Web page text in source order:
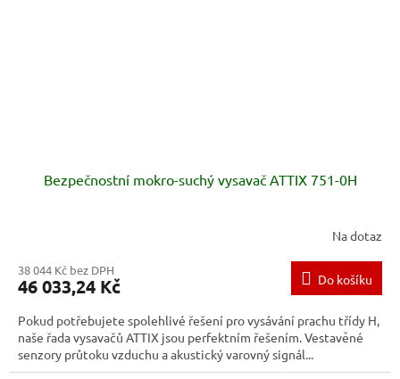
Bezpečnostní mokro-suchý vysavač ATTIX 751-0H
Na dotaz
38 044 Kč bez DPH
46 033,24 Kč Do košíku
Pokud potřebujete spolehlivé řešení pro vysávání prachu třídy H,
naše řada vysavačů ATTIX jsou perfektním řešením. Vestavěné
senzory průtoku vzduchu a akustický varovný signál...